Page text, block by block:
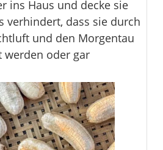
ins Haus und decke sie
verhindert, dass sie durch
und den Morgentau
werden oder gar